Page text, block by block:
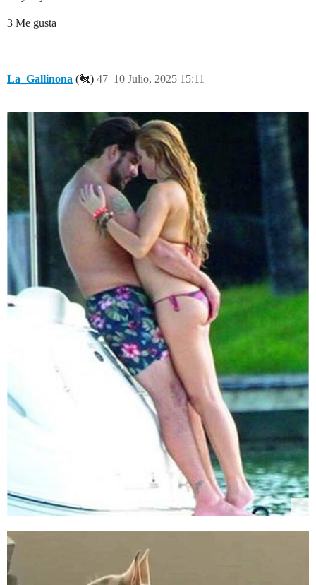
3 Me gusta
La_Gallinona (🐔) 10 Julio, 2025 15:11
47